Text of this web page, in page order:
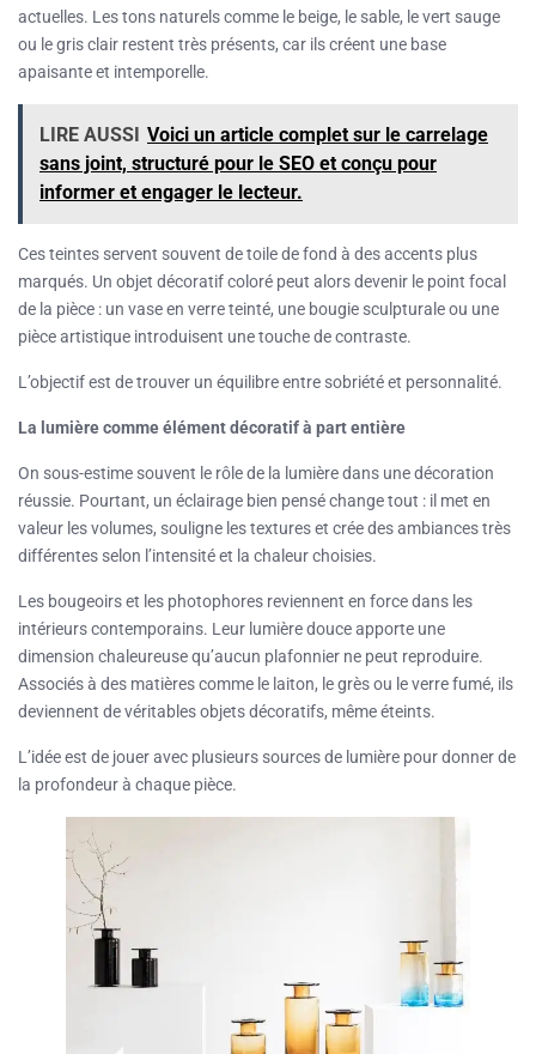
actuelles. Les tons naturels comme le beige, le sable, le vert sauge
ou le gris clair restent très présents, car ils créent une base
apaisante et intemporelle.
LIRE AUSSI Voici un article complet sur le carrelage
sans joint, structuré pour le SEO et conçu pour
informer et engager le lecteur.
Ces teintes servent souvent de toile de fond à des accents plus
marqués. Un objet décoratif coloré peut alors devenir le point focal
de la pièce : un vase en verre teinté, une bougie sculpturale ou une
pièce artistique introduisent une touche de contraste.
L’objectif est de trouver un équilibre entre sobriété et personnalité.
La lumière comme élément décoratif à part entière
On sous-estime souvent le rôle de la lumière dans une décoration
réussie. Pourtant, un éclairage bien pensé change tout : il met en
valeur les volumes, souligne les textures et crée des ambiances très
différentes selon l’intensité et la chaleur choisies.
Les bougeoirs et les photophores reviennent en force dans les
intérieurs contemporains. Leur lumière douce apporte une
dimension chaleureuse qu’aucun plafonnier ne peut reproduire.
Associés à des matières comme le laiton, le grès ou le verre fumé, ils
deviennent de véritables objets décoratifs, même éteints.
L’idée est de jouer avec plusieurs sources de lumière pour donner de
la profondeur à chaque pièce.